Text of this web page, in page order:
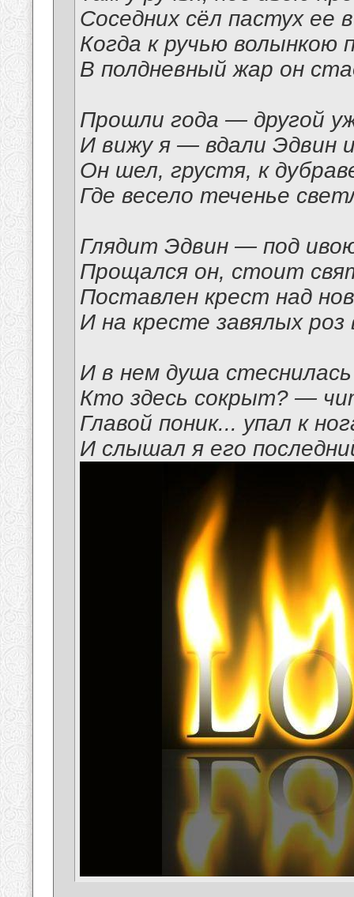
Соседних сёл пастух ее
Когда к ручью волынкою
В полдневный жар он
Прошли года — другой
И вижу я — вдали Эдвин
Он шел, грустя, к
Где весело теченье
Глядит Эдвин — под
Прощался он, стоит
Поставлен крест над
И на кресте завялых роз
И в нем душа
Кто здесь сокрыт? —
Главой поник... упал к
И слышал я его